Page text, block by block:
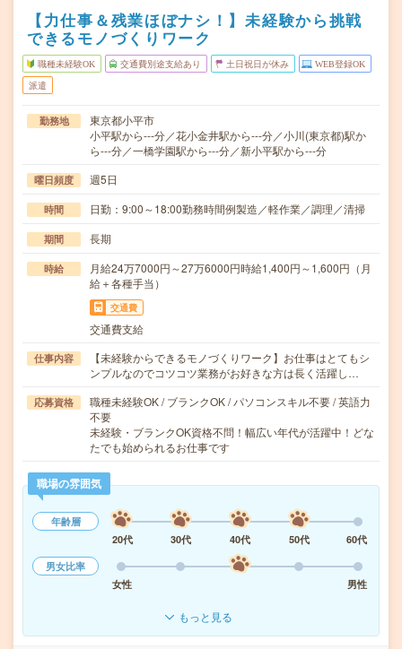
【力仕事＆残業ほぼナシ！】未経験から挑戦
できるモノづくりワーク
職種未経験OK 交通費別途支給あり 土日祝日が休み WEB登録OK
派遣
勤務地
東京都小平市
小平駅から---分／花小金井駅から---分／小川(東京都)駅か
ら---分／一橋学園駅から---分／新小平駅から---分
曜日頻度 週5日
時間 日勤：9:00～18:00勤務時間例製造／軽作業／調理／清掃
期間 長期
時給
月給24万7000円～27万6000円時給1,400円～1,600円（月
給＋各種手当）
交通費
交通費支給
仕事内容
【未経験からできるモノづくりワーク】お仕事はとてもシ
ンプルなのでコツコツ業務がお好きな方は長く活躍し…
応募資格
職種未経験OK / ブランクOK / パソコンスキル不要 / 英語力
不要
未経験・ブランクOK資格不問！幅広い年代が活躍中！どな
たでも始められるお仕事です
職場の雰囲気
年齢層
20代
30代 40代 50代
60代
男女比率
女性
男性
もっと見る